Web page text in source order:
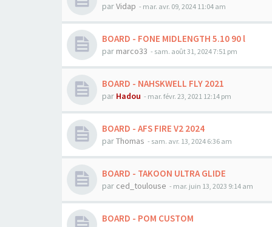
parVidap - mar. avr. 09, 2024 11:04 am
BOARD - FONE MIDLENGTH 5.10 90 l
par marco33 - sam. août 31, 2024 7:51 pm
BOARD - NAHSKWELL FLY 2021
par Hadou - mar. févr. 23, 2021 12:14 pm
BOARD - AFS FIRE V2 2024
parThomas - sam. avr. 13, 2024 6:36 am
BOARD - TAKOON ULTRA GLIDE
par ced_toulouse - mar. juin 13, 2023 9:14 am
BOARD - POM CUSTOM